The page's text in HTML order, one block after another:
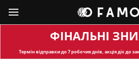
ФІНАЛЬНІ
Термін відправкидо 7 робочих днів, акція діє до